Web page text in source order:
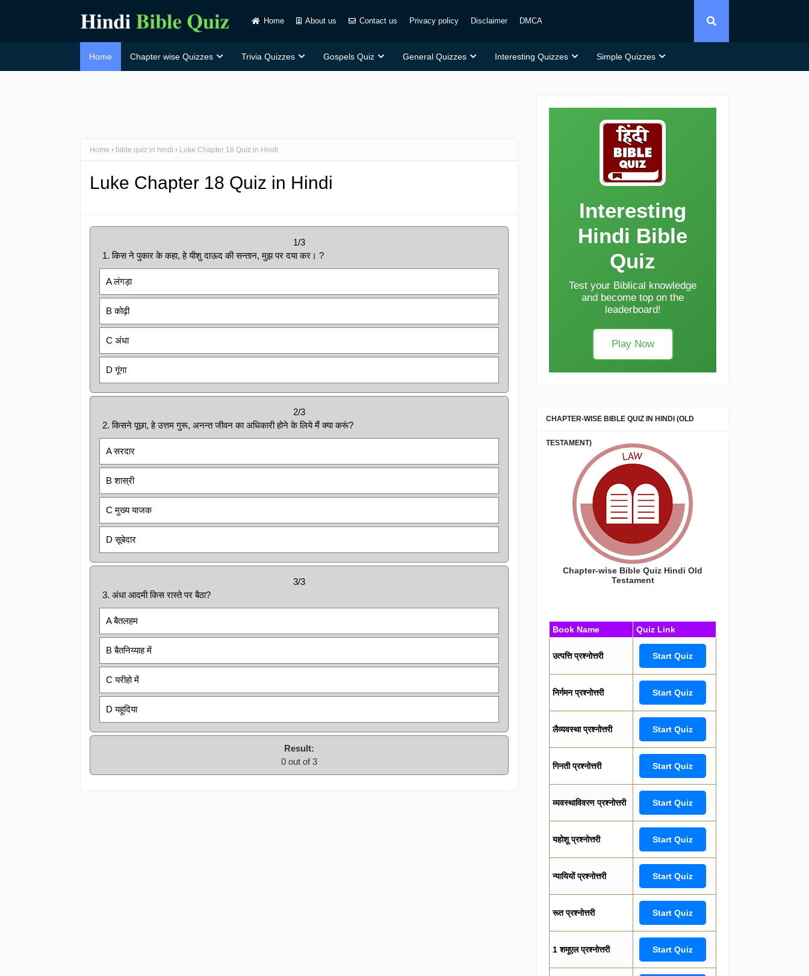
Home About us Contact us Privacy policy Disclaimer DMCA
Home Chapter wise Quizzes Trivia Quizzes Gospels Quiz General Quizzes Interesting Quizzes Simple Quizzes
Home bible quiz in hindi Luke Chapter 18 Quiz in Hindi
Luke Chapter 18 Quiz in Hindi
1/3
1. किस ने पुकार के कहा, हे यीशु दाऊद की सन्तान, मुझ पर दया कर। ?
A लंगड़ा
B कोढ़ी
C अंधा
D गूंगा
2/3
2. किसने पूछा, हे उत्तम गुरू, अनन्त जीवन का अधिकारी होने के लिये मैं क्या करूं?
A सरदार
B शास्री
C मुख्य याजक
D सूबेदार
3/3
3. अंधा आदमी किस रास्ते पर बैठा?
A बैतलहम
B बैतनिय्याह में
C यरीहो में
D यहूदिया
Result:
0 out of 3
Interesting
Hindi Bible
Quiz
Test your Biblical knowledge
and become top on the
leaderboard!
Play Now
CHAPTER-WISE BIBLE QUIZ IN HINDI (OLD
TESTAMENT)
Chapter-wise Bible Quiz Hindi Old
Testament
Book Name Quiz Link
उत्पत्ति प्रश्नोत्तरी Start Quiz
निर्गमन प्रश्नोत्तरी Start Quiz
लैव्यवस्था प्रश्नोत्तरी Start Quiz
गिनती प्रश्नोत्तरी Start Quiz
व्यवस्थाविवरण प्रश्नोत्तरी Start Quiz
यहोशू प्रश्नोत्तरी Start Quiz
न्यायियों प्रश्नोत्तरी Start Quiz
रूत प्रश्नोत्तरी Start Quiz
1 शमूएल प्रश्नोत्तरी Start Quiz